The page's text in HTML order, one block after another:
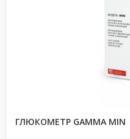
ГЛЮКОМЕТР GAMMA MIN